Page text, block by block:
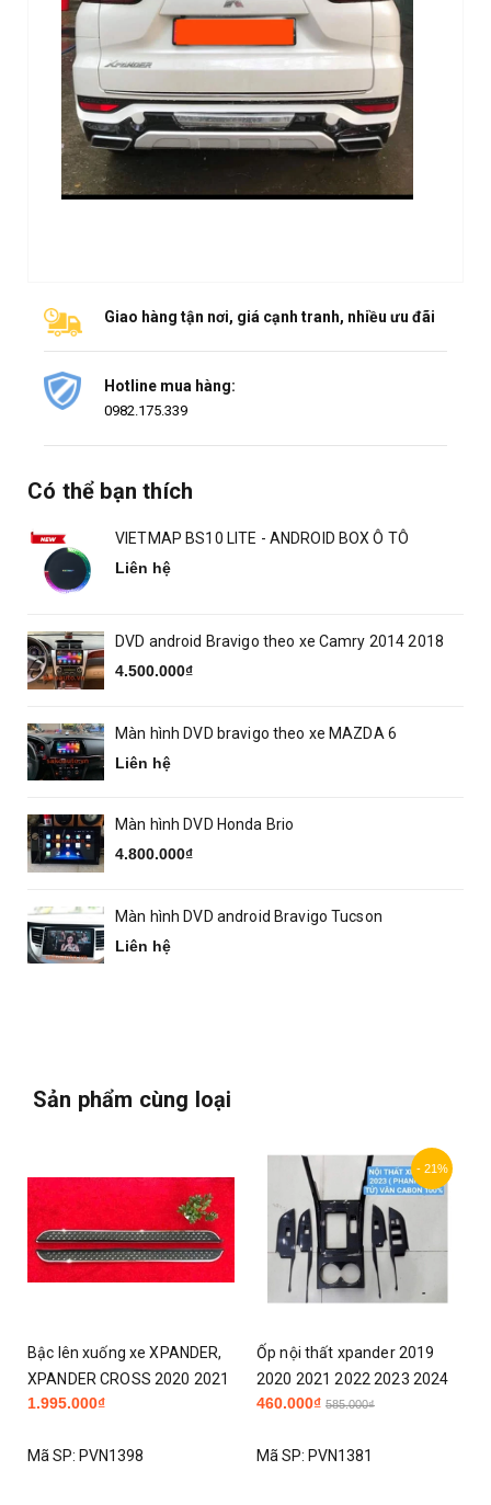
Giao hàng tận nơi, giá cạnh tranh, nhiều ưu đãi
Hotline mua hàng:
0982.175.339
Có thể bạn thích
VIETMAP BS10 LITE - ANDROID BOX Ô TÔ
Liên hệ
DVD android Bravigo theo xe Camry 2014 2018
4.500.000₫
Màn hình DVD bravigo theo xe MAZDA 6
Liên hệ
Màn hình DVD Honda Brio
4.800.000₫
Màn hình DVD android Bravigo Tucson
Liên hệ
Sản phẩm cùng loại
Ốp nội thất xpander 2019
2020 2021 2022 2023 2024
2025 2026
460.000₫ 585.000₫
Mã SP: PVN1381
Bậc bước chân lên xuống
Xpander, bậc bước chân
xpander
Liên hệ
Mã SP: 1